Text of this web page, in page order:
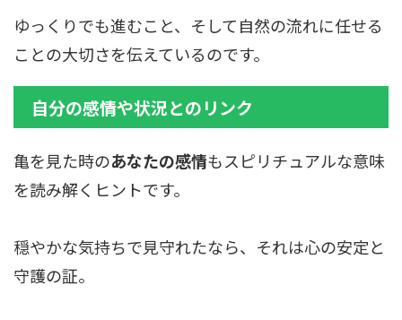
ゆっくりでも進むこと、そして自然の流れに任せる
ことの大切さを伝えているのです。
自分の感情や状況とのリンク
亀を見た時のあなたの感情もスピリチュアルな意味
を読み解くヒントです。
穏やかな気持ちで見守れたなら、それは心の安定と
守護の証。